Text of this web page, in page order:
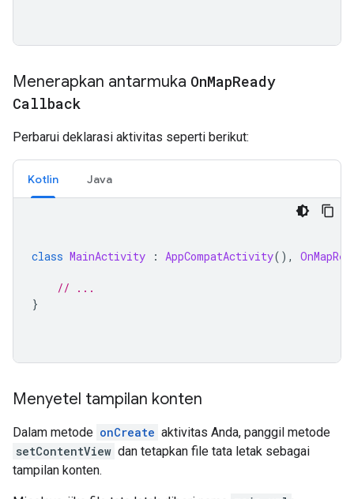
Menerapkan antarmuka OnMapReady
Callback
Perbarui deklarasi aktivitas seperti berikut:
Kotlin Java
class MainActivity : AppCompatActivity(),
// ...
}
Menyetel tampilan konten
Dalam metode onCreate aktivitas Anda, panggil metode
setContentView dan tetapkan file tata letak sebagai
tampilan konten.